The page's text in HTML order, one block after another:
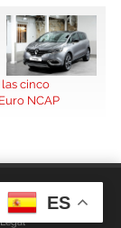
cinco
NCAP
EspacioFurgo
ES